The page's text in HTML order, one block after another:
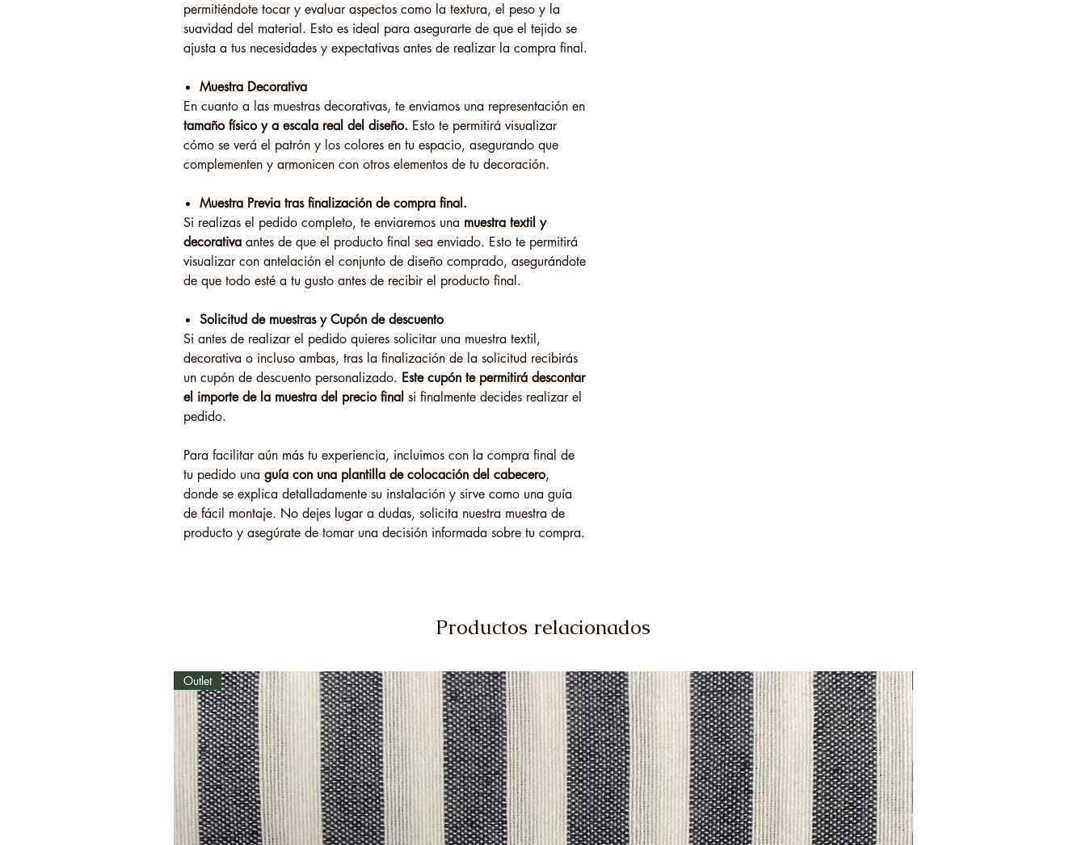
permitiéndote tocar y evaluar aspectos como la textura, el peso y la
suavidad del material. Esto es ideal para asegurarte de que el tejido se
ajusta a tus necesidades y expectativas antes de realizar la compra final.
Muestra Decorativa
En cuanto a las muestras decorativas, te enviamos una representación en
tamaño físico y a escala real del diseño. Esto te permitirá visualizar
cómo se verá el patrón y los colores en tu espacio, asegurando que
complementen y armonicen con otros elementos de tu decoración.
Muestra Previa tras finalización de compra final.
Si realizas el pedido completo, te enviaremos una muestra textil y
decorativa antes de que el producto final sea enviado. Esto te permitirá
visualizar con antelación el conjunto de diseño comprado, asegurándote
de que todo esté a tu gusto antes de recibir el producto final.
Solicitud de muestras y Cupón de descuento
Si antes de realizar el pedido quieres solicitar una muestra textil,
decorativa o incluso ambas, tras la finalización de la solicitud recibirás
un cupón de descuento personalizado. Este cupón te permitirá descontar
el importe de la muestra del precio final si finalmente decides realizar el
pedido.
Para facilitar aún más tu experiencia, incluimos con la compra final de
tu pedido una guía con una plantilla de colocación del cabecero,
donde se explica detalladamente su instalación y sirve como una guía
de fácil montaje. No dejes lugar a dudas, solicita nuestra muestra de
producto y asegúrate de tomar una decisión informada sobre tu compra.
Productos relacionados
Outlet